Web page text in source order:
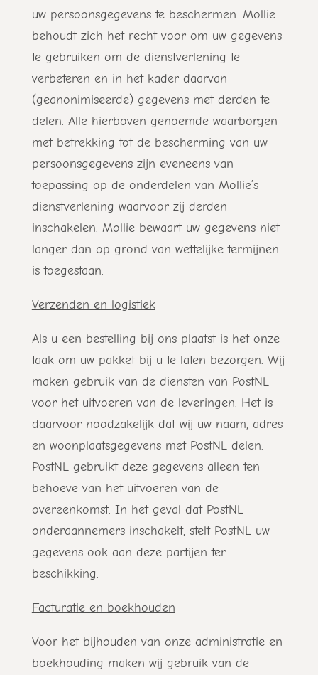
uw persoonsgegevens te beschermen. Mollie
behoudt zich het recht voor om uw gegevens
te gebruiken om de dienstverlening te
verbeteren en in het kader daarvan
(geanonimiseerde) gegevens met derden te
delen. Alle hierboven genoemde waarborgen
met betrekking tot de bescherming van uw
persoonsgegevens zijn eveneens van
toepassing op de onderdelen van Mollie’s
dienstverlening waarvoor zij derden
inschakelen. Mollie bewaart uw gegevens niet
langer dan op grond van wettelijke termijnen
is toegestaan.
Verzenden en logistiek
Als u een bestelling bij ons plaatst is het onze
taak om uw pakket bij u te laten bezorgen. Wij
maken gebruik van de diensten van PostNL
voor het uitvoeren van de leveringen. Het is
daarvoor noodzakelijk dat wij uw naam, adres
en woonplaatsgegevens met PostNL delen.
PostNL gebruikt deze gegevens alleen ten
behoeve van het uitvoeren van de
overeenkomst. In het geval dat PostNL
onderaannemers inschakelt, stelt PostNL uw
gegevens ook aan deze partijen ter
beschikking.
Facturatie en boekhouden
Voor het bijhouden van onze administratie en
boekhouding maken wij gebruik van de